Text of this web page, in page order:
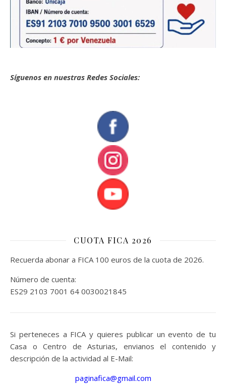
Síguenos en nuestras Redes Sociales:
CUOTA FICA 2026
Recuerda abonar a FICA 100 euros de la cuota de 2026.
Número de cuenta:
ES29 2103 7001 64 0030021845
Si perteneces a FICA y quieres publicar un evento de tu
Casa o Centro de Asturias, envianos el contenido y
descripción de la actividad al E-Mail:
paginafica@gmail.com